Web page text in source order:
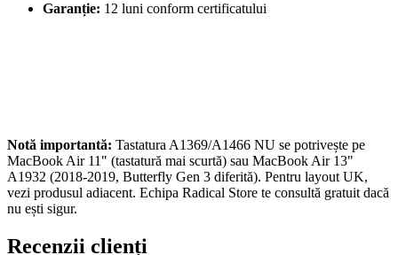
Garanție: 12 luni conform certificatului
Notă importantă: Tastatura A1369/A1466 NU se potrivește pe
MacBook Air 11" (tastatură mai scurtă) sau MacBook Air 13"
A1932 (2018-2019, Butterfly Gen 3 diferită). Pentru layout UK,
vezi produsul adiacent. Echipa Radical Store te consultă gratuit dacă
nu ești sigur.
Recenzii clienți